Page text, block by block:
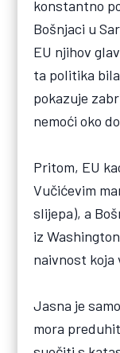
konstantno
Bošnjaci u
EU njihov
ta politika
pokazuje
nemoći oko
Pritom, EU
Vučićevim
slijepa), a
iz
naivnost koja
Jasna je
mora